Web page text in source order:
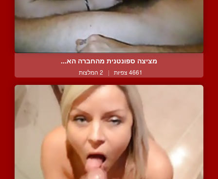
מציצה ספונטנית מהחברה הא...
4661 צפיות | 2 המלצות